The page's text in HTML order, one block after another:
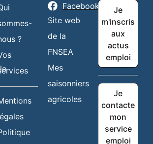
?
Facebook
Site web
de la
FNSEA
Mes
saisonniers
agricoles
Je
m'inscris
aux
actus
emploi
Je
contacte
mon
service
emploi